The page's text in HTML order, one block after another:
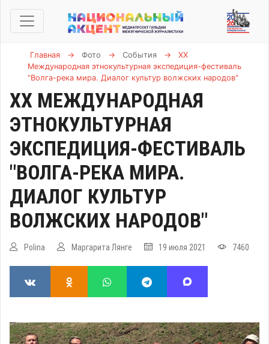
Главная → Фото → События →
XX
Международная этнокультурная экспедиция-фестиваль
"Волга-река мира. Диалог культур волжских народов"
XX МЕЖДУНАРОДНАЯ
ЭТНОКУЛЬТУРНАЯ
ЭКСПЕДИЦИЯ-ФЕСТИВАЛЬ
"ВОЛГА-РЕКА МИРА.
ДИАЛОГ КУЛЬТУР
ВОЛЖСКИХ НАРОДОВ"
Polina Маргарита Лянге 19 июля 2021 7460